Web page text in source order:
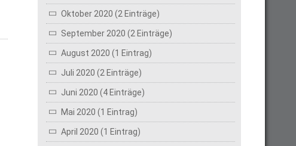
Oktober 2020 (2 Einträge)
September 2020 (2 Einträge)
August 2020 (1 Eintrag)
Juli 2020 (2 Einträge)
Juni 2020 (4 Einträge)
Mai 2020 (1 Eintrag)
April 2020 (1 Eintrag)